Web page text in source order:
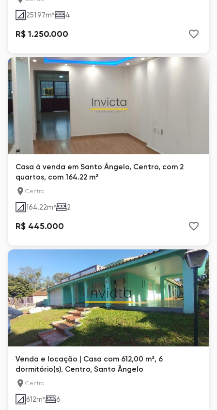
251.97m² 4
R$ 1.250.000
Casa à venda em Santo Ângelo, Centro, com 2
quartos, com 164.22 m²
Centro
164.22m² 2
R$ 445.000
Venda e locação | Casa com 612,00 m², 6
dormitório(s). Centro, Santo Ângelo
Centro
612m² 6